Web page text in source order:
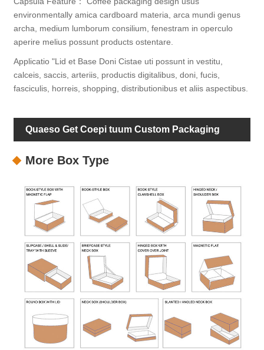
environmentally amica cardboard materia, arca mundi genus
archa, medium lumborum consilium, fenestram in operculo
aperire melius possunt products ostentare.
Applicatio "Lid et Base Doni Cistae uti possunt in vestitu,
calceis, saccis, arteriis, productis digitalibus, doni, fucis,
fasciculis, horreis, shopping, distributionibus et aliis aspectibus.
Quaeso Get Coepi tuum Custom Packaging
More Box Type